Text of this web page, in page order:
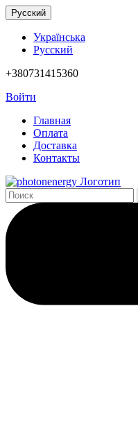
Русский
Українська
Русский
+380731415360
Войти
Главная
Оплата
Доставка
Контакты